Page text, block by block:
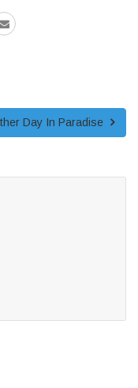
Day In Paradise